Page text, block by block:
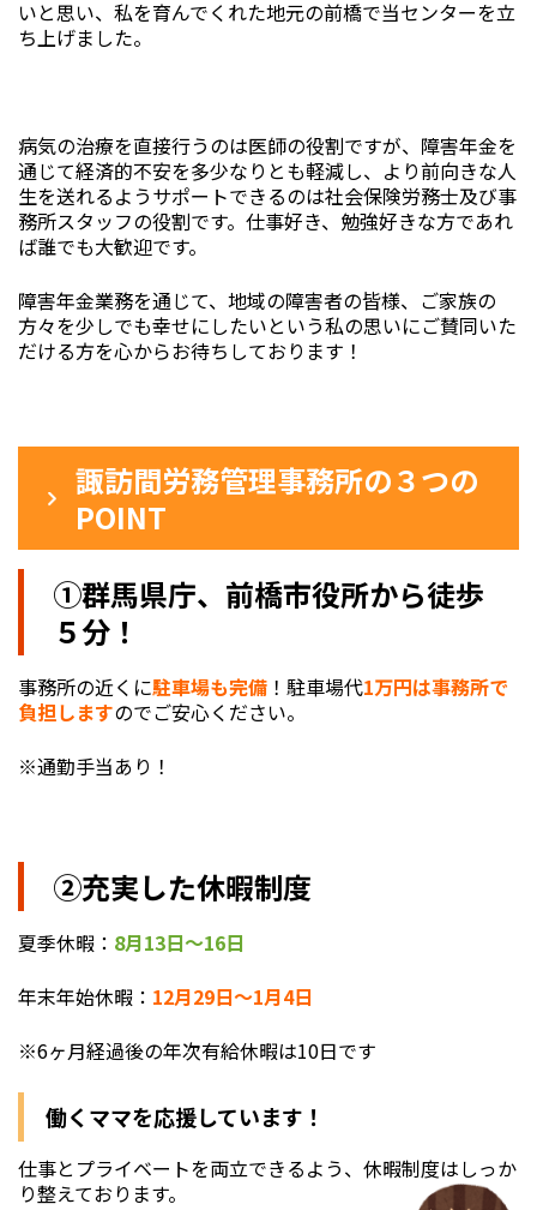
いと思い、私を育んでくれた地元の前橋で当センターを立
ち上げました。
病気の治療を直接行うのは医師の役割ですが、障害年金を
通じて経済的不安を多少なりとも軽減し、より前向きな人
生を送れるようサポートできるのは社会保険労務士及び事
務所スタッフの役割です。仕事好き、勉強好きな方であれ
ば誰でも大歓迎です。
障害年金業務を通じて、地域の障害者の皆様、ご家族の
方々を少しでも幸せにしたいという私の思いにご賛同いた
だける方を心からお待ちしております！
諏訪間労務管理事務所の３つの
POINT
①群馬県庁、前橋市役所から徒歩
５分！
事務所の近く に駐車場も完備 ！駐車場代1万円は事務所で
負担しますのでご安心ください。
※通勤手当あり！
②充実した休暇制度
夏季休暇： 8月13日～16日
年末年始休暇： 12月29日～1月4日
※6ヶ月経過後の年次有給休暇は10日です
働くママを応援しています！
仕事とプライベートを両立できるよう、休暇制度はしっか
り整えております。